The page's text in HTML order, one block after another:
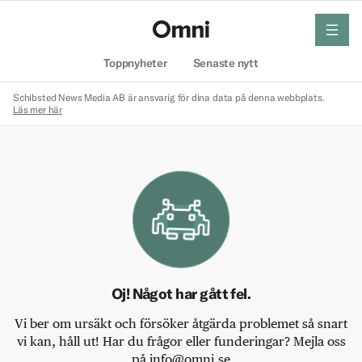
Toppnyheter Senaste nytt
meny
Schibsted News Media AB är ansvarig för dina data på denna webbplats.
Läs mer här
Oj! Något har gått fel.
Vi ber om ursäkt och försöker åtgärda problemet så snart
vi kan, håll ut! Har du frågor eller funderingar? Mejla oss